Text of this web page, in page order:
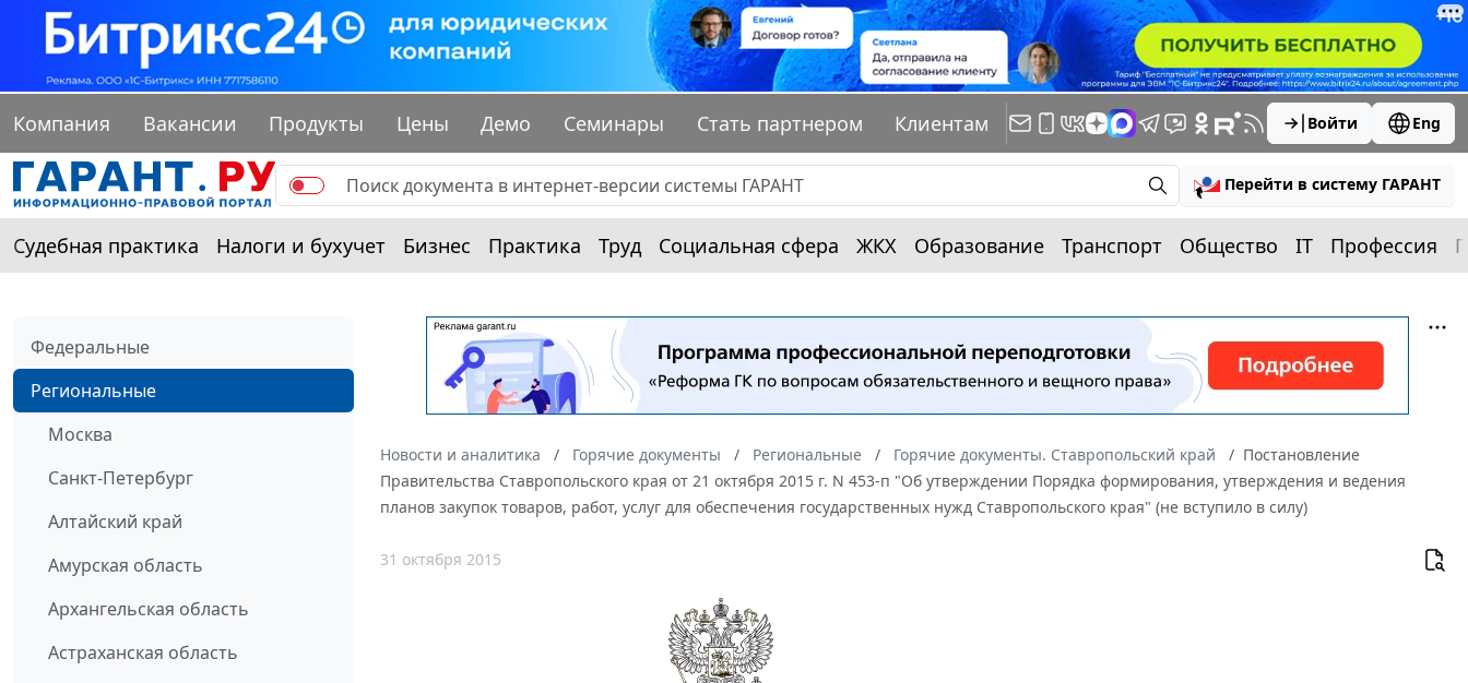
Компания Вакансии Продукты Цены Демо Семинары Стать партнером Клиентам Войти Eng
Перейти в систему ГАРАНТ
Судебная практика Налоги и бухучет Бизнес Практика Труд Социальная сфера ЖКХ Образование Транспорт Общество IT Профессия
Федеральные
Региональные
Москва
Санкт-Петербург
Алтайский край
Амурская область
Архангельская область
Астраханская область
Новости и аналитика Горячие документы Региональные Горячие документы. Ставропольский край
Постановление
Правительства Ставропольского края от 21 октября 2015 г. N 453-п "Об утверждении Порядка формирования, утверждения и ведения
планов закупок товаров, работ, услуг для обеспечения государственных нужд Ставропольского края" (не вступило в силу)
31 октября 2015